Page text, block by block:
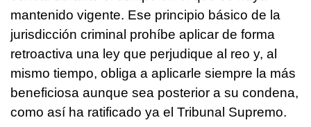
mantenido vigente. Ese principio básico de la
jurisdicción criminal prohíbe aplicar de forma
retroactiva una ley que perjudique al reo y, al
mismo tiempo, obliga a aplicarle siempre la más
beneficiosa aunque sea posterior a su condena,
como así ha ratificado ya el Tribunal Supremo.